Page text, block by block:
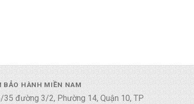
BẢO HÀNH MIỀN NAM
35 đường 3/2, Phường 14, Quận 10, TP